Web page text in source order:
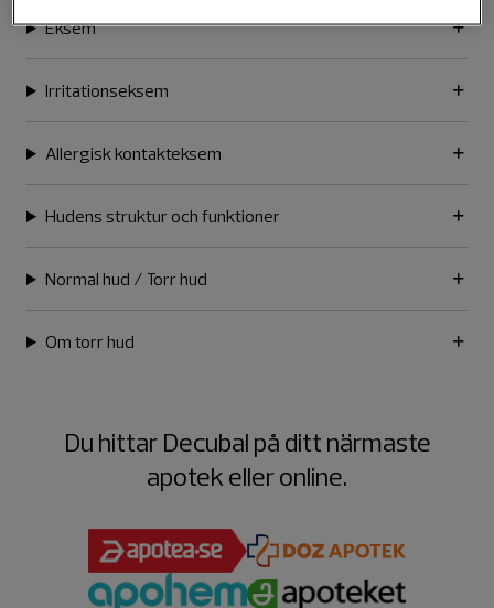
Eksem
Irritationseksem
Allergisk kontakteksem
Hudens struktur och funktioner
Normal hud / Torr hud
Om torr hud
Du hittar Decubal på ditt närmaste
apotek eller online.